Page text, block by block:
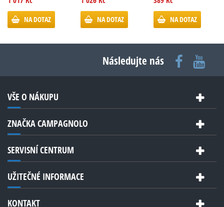
NA DOTAZ NA DOTAZ NA DOTAZ
Následujte nás
VŠE O NÁKUPU
ZNAČKA CAMPAGNOLO
SERVISNÍ CENTRUM
UŽITEČNÉ INFORMACE
KONTAKT